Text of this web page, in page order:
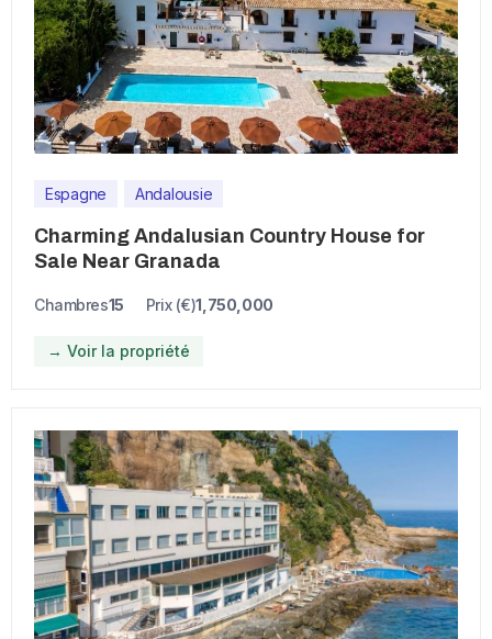
Espagne Andalousie
Charming Andalusian Country House for
Sale Near Granada
Chambres15 Prix (€)1,750,000
→ Voir la propriété